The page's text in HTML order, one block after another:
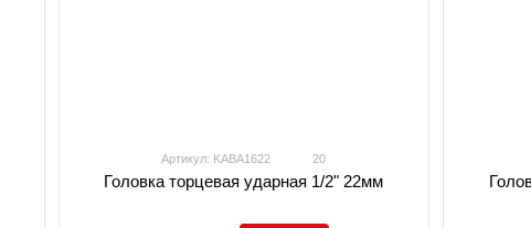
Артикул: KABA1622 20
Головка торцевая ударная 1/2" 22мм